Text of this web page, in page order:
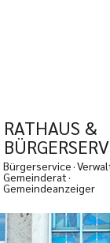
RATHAUS &
Bürgerservice
Gemeinderat
Gemeindeanzeiger